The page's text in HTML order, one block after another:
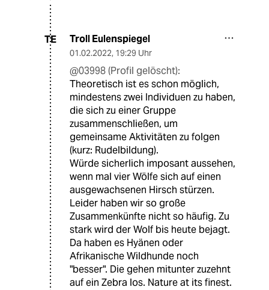
TE Troll Eulenspiegel
01.02.2022, 19:29 Uhr
@03998 (Profil gelöscht):
Theoretisch ist es schon möglich,
mindestens zwei Individuen zu haben,
die sich zu einer Gruppe
zusammenschließen, um
gemeinsame Aktivitäten zu folgen
(kurz: Rudelbildung).
Würde sicherlich imposant aussehen,
wenn mal vier Wölfe sich auf einen
ausgewachsenen Hirsch stürzen.
Leider haben wir so große
Zusammenkünfte nicht so häufig. Zu
stark wird der Wolf bis heute bejagt.
Da haben es Hyänen oder
Afrikanische Wildhunde noch
"besser". Die gehen mitunter zuzehnt
auf ein Zebra los. Nature at its finest.